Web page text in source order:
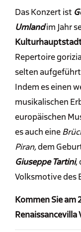
Das Konzert ist
Umlandim Jahr
Repertoire
selten
Indem es einen
musikalischen
europäischen
es auch eine
Piran,dem
Giuseppe Tartini,
Volksmotive des
Kommen Sie am
Renaissancevilla